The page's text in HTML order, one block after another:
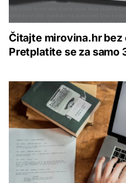
Čitajte mirovina.hr bez
Pretplatite se za samo